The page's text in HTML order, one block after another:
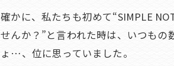
確かに、私たちも初めて“SIMPLE
せんか？”と言われた時は、いつもの
ょ…、位に思っていました。